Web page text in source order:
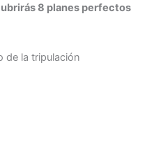
8 planes perfectos
de la tripulación